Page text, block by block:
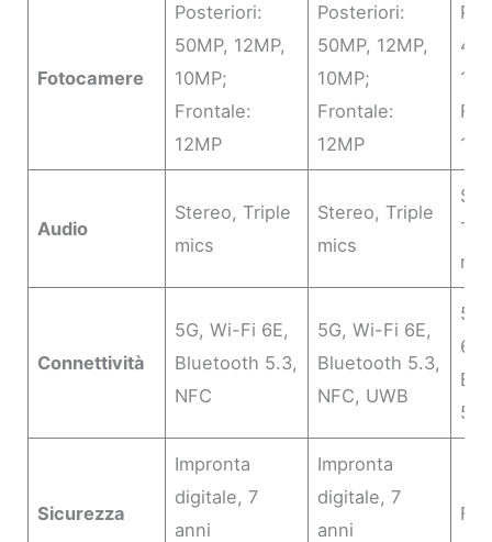
Fotocamere
Posteriori:
50MP, 12MP,
10MP;
Frontale:
12MP
Posteriori:
50MP, 12MP,
10MP;
Frontale:
12MP
Audio
Stereo, Triple
mics
Stereo, Triple
mics
Connettività
5G, Wi-Fi 6E,
Bluetooth 5.3,
NFC
5G, Wi-Fi 6E,
Bluetooth 5.3,
NFC, UWB
6,
Sicurezza
Impronta
digitale, 7
anni
Impronta
digitale, 7
anni